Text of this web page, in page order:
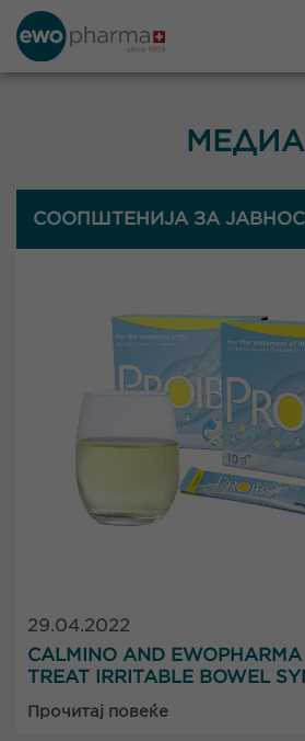
МЕДИА
СООПШТЕНИЈА ЗА
29.04.2022
CALMINO AND
TREAT IRRITABLE BOWEL
Прочитај повеќе